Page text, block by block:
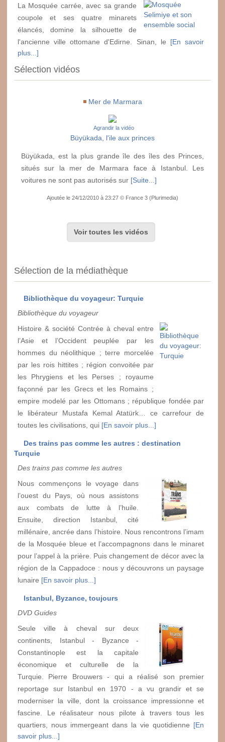
La Mosquée carrée, avec sa grande
coupole et ses quatre minarets
élancés, domine la silhouette de
l'ancienne ville ottomane d'Edirne. Sinan, le [En savoir
plus...]
Sélection vidéos
Mer de Marmara
Agrandir la vidéo
Büyükada, l'ile aux princes
Büyükada, est la plus grande île des îles des Princes,
situés sur la mer de Marmara face à Istanbul. Les
voitures ne sont pas autorisés sur [Suite...]
Ajoutée le 24/12/2010 à 23:27 © France 3 (Plurimedia)
Voir toutes les vidéos
Sélection de la médiathèque
Bibliothèque du voyageur: Turquie
Bibliothèque du voyageur
Histoire & société Contrée à cheval entre
l’Asie et l’Occident peuplée par les
hommes du néolithique ; terre morcelée
par les rois hittites ; région convoitée par
les Phrygiens et les Perses ; royaume
façonné par les Grecs et les Romains ;
empire modelé par les Ottomans ; république fondée par
le libérateur Mustafa Kemal Atatürk… ce carrefour de
toutes les civilisations, qui [En savoir plus...]
Des trains pas comme les autres : destination
Turquie
Des trains pas comme les autres
Nous commençons le voyage dans
l’ouest du Pays, où nous assistons
aux combats de lutte à l’huile.
Ensuite, direction Istanbul, cité
millénaire, ancrée dans l’histoire. Nous rencontrons l’imam
de la Mosquée bleue et l’accompagnons dans le minaret
pour l’appel à la prière. Puis changement de décor avec la
région de la Cappadoce : nous y découvrons un paysage
lunaire [En savoir plus...]
Istanbul, Byzance, toujours
DVD Guides
Seule ville à cheval sur deux
continents, Istanbul - Byzance -
Constantinople est la capitale
économique et culturelle de la
Turquie. Pierre Brouwers - qui a réalisé son premier
reportage sur Istanbul en 1970 - a vu grandir et se
moderniser la ville, dont la croissance impressionne et
fascine. Le réalisateur nous pilote à travers tous les
quartiers, nous immergeant dans la vie quotidienne [En
savoir plus...]